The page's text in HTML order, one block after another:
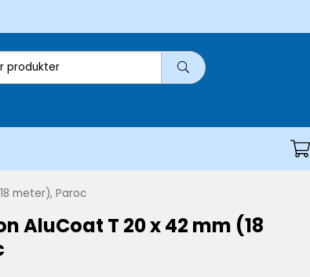
meter), Paroc
AluCoat T 20 x 42 mm (18